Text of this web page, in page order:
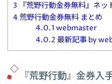
3 『荒野行動金券無料』ネ
4 荒野行動金券無料 まとめ
4.0.1webmaster
4.0.2 最新記事 by
『荒野行動』金券入